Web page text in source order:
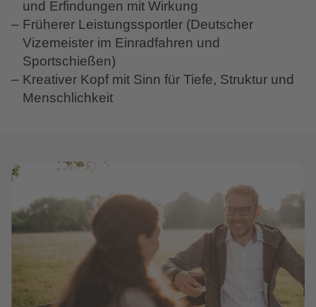
und Erfindungen mit Wirkung
Früherer Leistungssportler (Deutscher
Vizemeister im Einradfahren und
Sportschießen)
Kreativer Kopf mit Sinn für Tiefe, Struktur und
Menschlichkeit